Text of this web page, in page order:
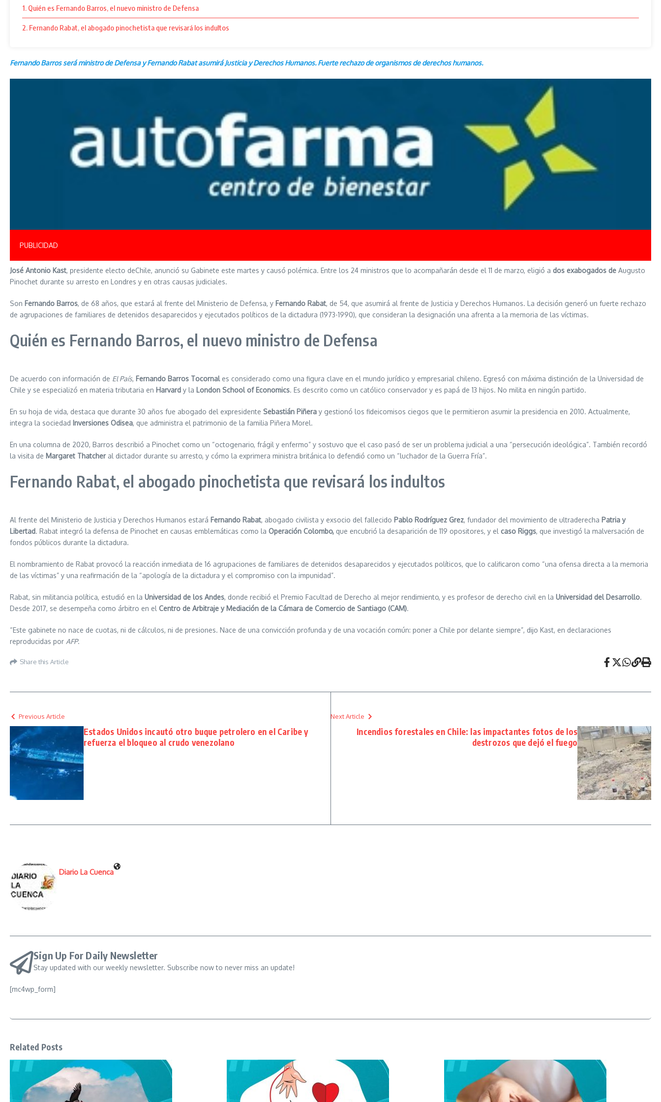
1. Quién es Fernando Barros, el nuevo ministro de Defensa
2. Fernando Rabat, el abogado pinochetista que revisará los indultos
Fernando Barros será ministro de Defensa y Fernando Rabat asumirá Justicia y Derechos Humanos. Fuerte rechazo de organismos de derechos humanos.
PUBLICIDAD
José Antonio Kast, presidente electo deChile, anunció su Gabinete este martes y causó polémica. Entre los 24 ministros que lo acompañarán desde el 11 de marzo, eligió a dos exabogados de Augusto
Pinochet durante su arresto en Londres y en otras causas judiciales.
Son Fernando Barros, de 68 años, que estará al frente del Ministerio de Defensa, y Fernando Rabat, de 54, que asumirá al frente de Justicia y Derechos Humanos. La decisión generó un fuerte rechazo
de agrupaciones de familiares de detenidos desaparecidos y ejecutados políticos de la dictadura (1973-1990), que consideran la designación una afrenta a la memoria de las víctimas.
Quién es Fernando Barros, el nuevo ministro de Defensa
De acuerdo con información de El País, Fernando Barros Tocornales considerado como una figura clave en el mundo jurídico y empresarial chileno. Egresó con máxima distinción de la Universidad de
Chile y se especializó en materia tributaria en Harvard y la London School of Economics. Es descrito como un católico conservador y es papá de 13 hijos. No milita en ningún partido.
En su hoja de vida, destaca que durante 30 años fue abogado del expresidente Sebastián Piñera y gestionó los fideicomisos ciegos que le permitieron asumir la presidencia en 2010. Actualmente,
integra la sociedad Inversiones Odisea, que administra el patrimonio de la familia Piñera Morel.
En una columna de 2020, Barros describió a Pinochet como un “octogenario, frágil y enfermo” y sostuvo que el caso pasó de ser un problema judicial a una “persecución ideológica”. También recordó
la visita de Margaret Thatcheral dictador durante su arresto, y cómo la exprimera ministra británica lo defendió como un “luchador de la Guerra Fría”.
Fernando Rabat, el abogado pinochetista que revisará los indultos
Al frente del Ministerio de Justicia y Derechos Humanos estará Fernando Rabat, abogado civilista y exsocio del fallecido Pablo Rodríguez Grez, fundador del movimiento de ultraderecha Patria y
Libertad. Rabat integró la defensa de Pinochet en causas emblemáticas como la Operación Colombo, que encubrió la desaparición de 119 opositores, y el caso Riggs, que investigó la malversación de
fondos públicos durante la dictadura.
El nombramiento de Rabat provocó la reacción inmediata de 16 agrupaciones de familiares de detenidos desaparecidos y ejecutados políticos, que lo calificaron como “una ofensa directa a la memoria
de las víctimas” y una reafirmación de la “apología de la dictadura y el compromiso con la impunidad”.
Rabat, sin militancia política, estudió en la Universidad de los Andes, donde recibió el Premio Facultad de Derecho al mejor rendimiento, y es profesor de derecho civil en la Universidad del Desarrollo.
Desde 2017, se desempeña como árbitro en el Centro de Arbitraje y Mediación de la Cámara de Comercio de Santiago (CAM).
“Este gabinete no nace de cuotas, ni de cálculos, ni de presiones. Nace de una convicción profunda y de una vocación común: poner a Chile por delante siempre”, dijo Kast, en declaraciones
reproducidas por AFP.
Share this Article
Previous Article
Estados Unidos incautó otro buque petrolero en el Caribe y
refuerza el bloqueo al crudo venezolano
Next Article
Incendios forestales en Chile: las impactantes fotos de los
destrozos que dejó el fuego
Diario La Cuenca
Sign Up For Daily Newsletter
Stay updated with our weekly newsletter. Subscribe now to never miss an update!
[mc4wp_form]
Related Posts